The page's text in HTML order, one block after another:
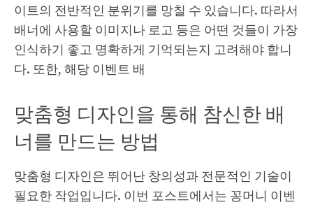
이트의 전반적인 분위기를 망칠 수 있습니다. 따라서
배너에 사용할 이미지나 로고 등은 어떤 것들이 가장
인식하기 좋고 명확하게 기억되는지 고려해야 합니
다. 또한, 해당 이벤트 배
맞춤형 디자인을 통해 참신한 배
너를 만드는 방법
맞춤형 디자인은 뛰어난 창의성과 전문적인 기술이
필요한 작업입니다. 이번 포스트에서는 꽁머니 이벤